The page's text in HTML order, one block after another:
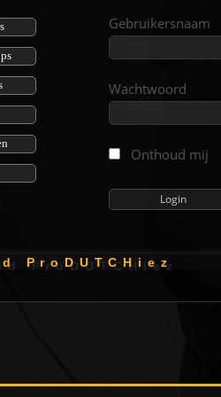
Gebruikersnaam
Wachtwoord
Onthoud mij
P r o D U T C H i e z